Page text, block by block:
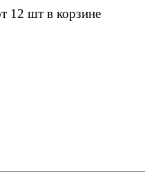
12 шт в корзине